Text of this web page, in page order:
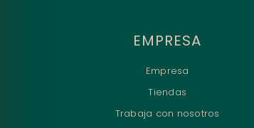
EMPRESA
Empresa
Tiendas
Trabaja con nosotros